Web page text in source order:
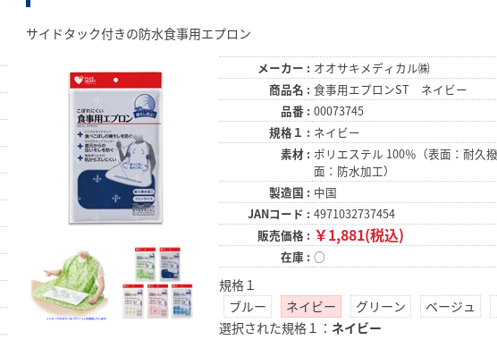
サイドタック付きの防水食事用エプロン
メーカー : オオサキメディカル㈱
商品名 : 食事用エプロンST ネイビー
品番 : 00073745
規格１ : ネイビー
素材 : ポリエステル 100％（表面：耐久
面：防水加工）
製造国 : 中国
JANコード : 4971032737454
販売価格 : ￥1,881(税込)
在庫 : ○
規格１
ブルー
ネイビー グリーン ベージュ
選択された規格１： ネイビー